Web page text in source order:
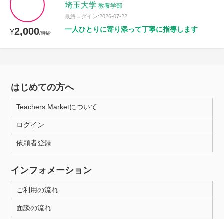
¥2,000/時給
埼玉大学 教養学部
最終ログイン:2026-07-22
一人ひとりに寄り添って丁寧に指導します
はじめての方へ
Teachers Marketについて
ログイン
依頼者登録
インフォメーション
ご利用の流れ
面談の流れ